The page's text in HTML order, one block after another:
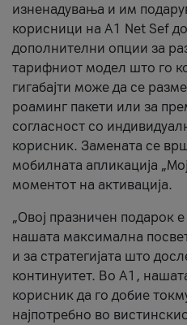
изненадувања и им
корисници на A1 Net Sef
дополнителни опции за
тарифниот модел што го
гигабајти може да се
роаминг пакети или за
согласност со
корисник. Замената се
мобилната апликација
моментот на активација.
„Овој празничен подарок
нашата максимална
и за стратегијата што
континуитет. Во А1,
корисник да го добие
најпотребно во